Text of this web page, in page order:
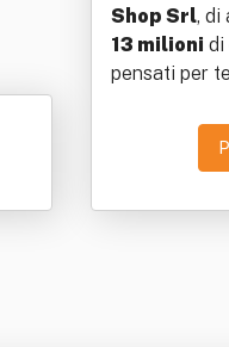
Shop Srl, di
13 milioni di
pensati per